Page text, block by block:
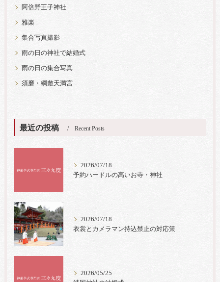
阿倍野王子神社
雅楽
集合写真撮影
雨の日の神社で結婚式
雨の日の集合写真
須磨・綱敷天満宮
最近の投稿 Recent Posts
2026/07/18
予約ハードルの高いお寺・神社
2026/07/18
衣裳とカメラマン持込禁止の対応策
2026/05/25